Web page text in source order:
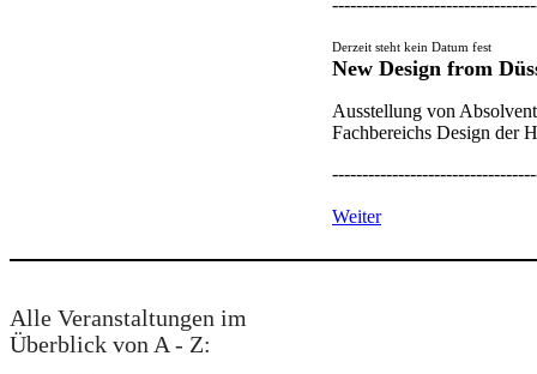
Derzeit steht kein Datum fest​​​​​​
New Design from
Ausstellung von
Fachbereichs Design der
We​it​er
Alle Veranstaltungen im
Überblick von A - Z: